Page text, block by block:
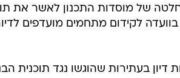
של מוסדות התכנון לאשר את
לקידום מתחמים מועדפים
דיון בעתירות שהוגשו נגד תוכנית